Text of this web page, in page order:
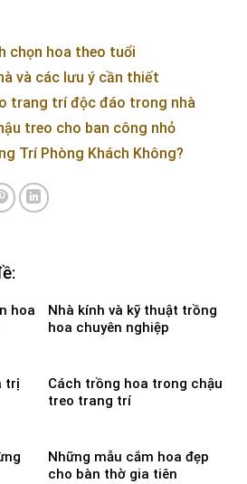
chọn hoa theo tuổi
và các lưu ý cần thiết
trang trí độc đáo trong nhà
treo cho ban công nhỏ
Trí Phòng Khách Không?
hoa
Nhà kính và kỹ thuật trồng
hoa chuyên nghiệp
trị
Cách trồng hoa trong chậu
treo trang trí
Những mẫu cắm hoa đẹp
cho bàn thờ gia tiên